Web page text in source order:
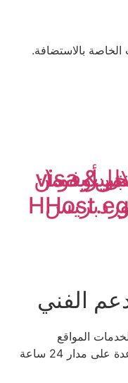
بالاستضافة.
من
من
قبول الدفع من خلال visa &
أوفو (
الفني
المواقع
والسيرفرات بتوفرلك كافة سبل المساعدة على مدار 24 ساعة